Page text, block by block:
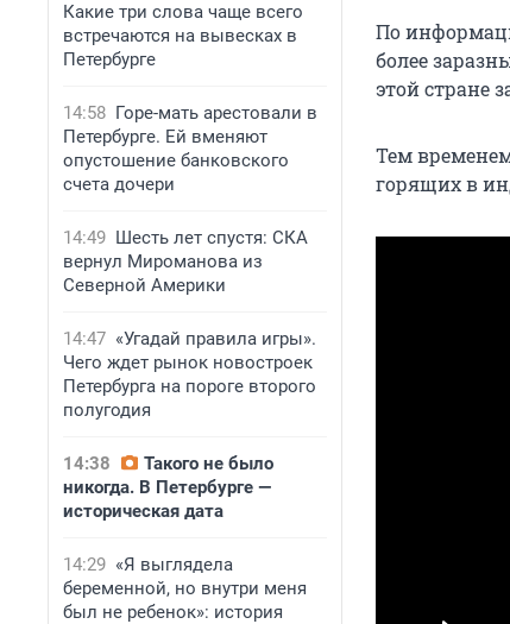
Какие три слова чаще всего
встречаются на вывесках в
Петербурге
14:58 Горе-мать арестовали в
Петербурге. Ей вменяют
опустошение банковского
счета дочери
14:49 Шесть лет спустя: СКА
вернул Мироманова из
Северной Америки
14:47 «Угадай правила игры».
Чего ждет рынок новостроек
Петербурга на пороге второго
полугодия
14:38
Такого не было
никогда. В Петербурге —
историческая дата
14:29 «Я выглядела
беременной, но внутри меня
был не ребенок»: история
По
более
этой стране
Тем
горящих в